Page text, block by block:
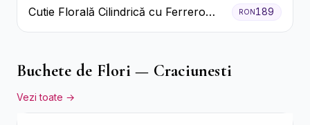
Cutie Florală Cilindrică cu Ferrero
Rocher și Trandafiri Pastel
RON189
Buchete de Flori — Craciunesti
Vezi toate →